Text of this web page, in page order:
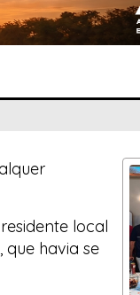
local
, que havia se